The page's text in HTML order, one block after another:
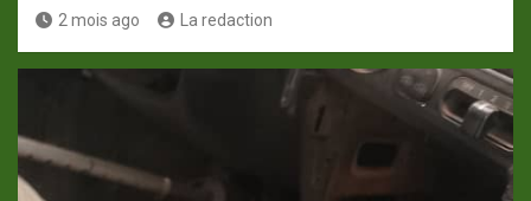
2 mois ago La redaction